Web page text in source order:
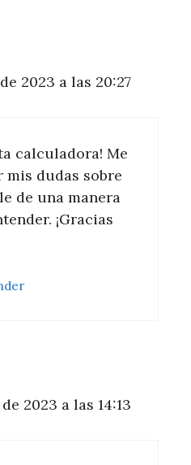
2023 a las 20:27
calculadora! Me
mis dudas sobre
de una manera
¡Gracias
2023 a las 14:13